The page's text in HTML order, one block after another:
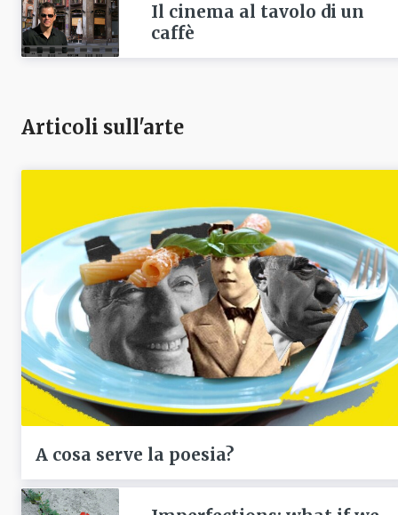
Il cinema al tavolo di un
caffè
Articoli sull'arte
A cosa serve la poesia?